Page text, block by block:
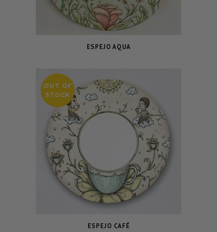
ESPEJO AQUA
OUT OF
STOCK
ESPEJO CAFÉ